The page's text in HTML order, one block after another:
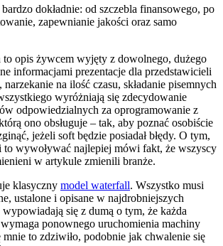
dokładnie: od szczebla finansowego, po
zapewnianie jakości oraz samo
opis żywcem wyjęty z dowolnego, dużego
informacjami prezentacje dla przedstawicieli
na ilość czasu, składanie pisemnych
wyróżniają się zdecydowanie
odpowiedzialnych za oprogramowanie z
ono obsługuje – tak, aby poznać osobiście
jeżeli soft będzie posiadał błędy. O tym,
to wywoływać najlepiej mówi fakt, że wszyscy
w artykule zmienili branże.
klasyczny model waterfall. Wszystko musi
ustalone i opisane w najdrobniejszych
wypowiadają się z dumą o tym, że każda
ponownego uruchomienia machiny
to zdziwiło, podobnie jak chwalenie się